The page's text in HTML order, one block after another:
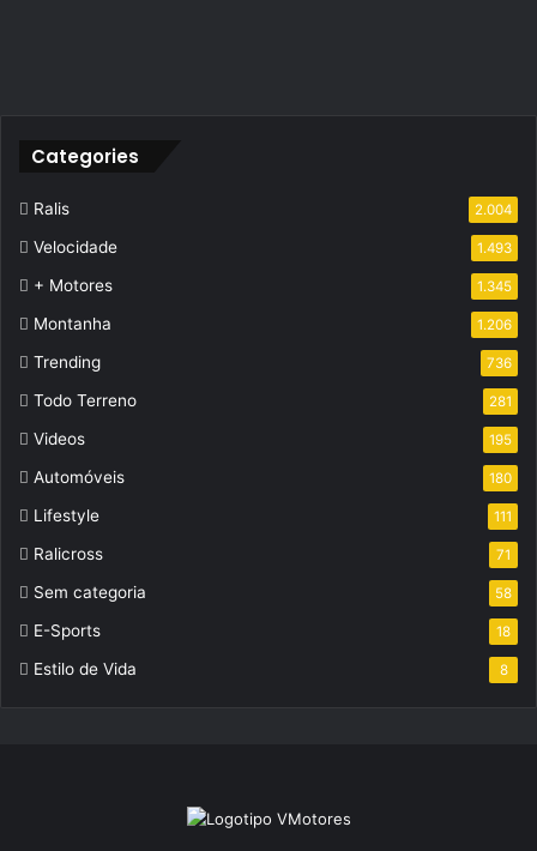
Categories
Ralis 2.004
Velocidade 1.493
+ Motores 1.345
Montanha 1.206
Trending 736
Todo Terreno 281
Videos 195
Automóveis 180
Lifestyle 111
Ralicross 71
Sem categoria 58
E-Sports 18
Estilo de Vida 8